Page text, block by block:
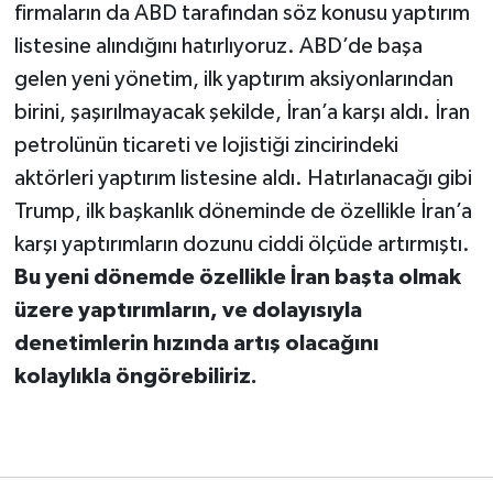
firmaların da ABD tarafından söz konusu yaptırım
listesine alındığını hatırlıyoruz. ABD’de başa
gelen yeni yönetim, ilk yaptırım aksiyonlarından
birini, şaşırılmayacak şekilde, İran’a karşı aldı. İran
petrolünün ticareti ve lojistiği zincirindeki
aktörleri yaptırım listesine aldı. Hatırlanacağı gibi
Trump, ilk başkanlık döneminde de özellikle İran’a
karşı yaptırımların dozunu ciddi ölçüde artırmıştı.
Bu yeni dönemde özellikle İran başta olmak
üzere yaptırımların, ve dolayısıyla
denetimlerin hızında artış olacağını
kolaylıkla öngörebiliriz.